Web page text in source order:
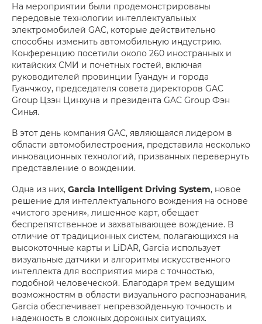
На мероприятии были продемонстрированы
передовые технологии интеллектуальных
электромобилей GAC, которые действительно
способны изменить автомобильную индустрию.
Конференцию посетили около 260 иностранных и
китайских СМИ и почетных гостей, включая
руководителей провинции Гуандун и города
Гуанчжоу, председателя совета директоров GAC
Group Цзэн Цинхуна и президента GAC Group Фэн
Синья.
В этот день компания GAC, являющаяся лидером в
области автомобилестроения, представила несколько
инновационных технологий, призванных перевернуть
представление о вождении.
Одна из них, Garcia Intelligent Driving System, новое
решение для интеллектуального вождения на основе
«чистого зрения», лишенное карт, обещает
беспрепятственное и захватывающее вождение. В
отличие от традиционных систем, полагающихся на
высокоточные карты и LiDAR, Garcia использует
визуальные датчики и алгоритмы искусственного
интеллекта для восприятия мира с точностью,
подобной человеческой. Благодаря трем ведущим
возможностям в области визуального распознавания,
Garcia обеспечивает непревзойденную точность и
надежность в сложных дорожных ситуациях.